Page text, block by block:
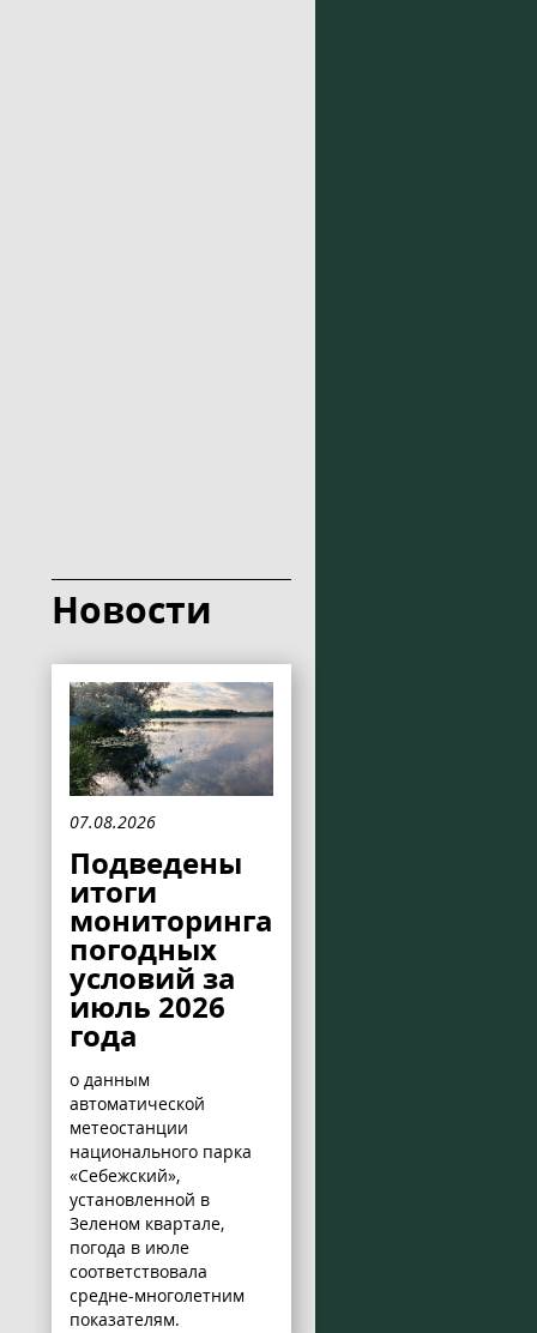
Новости
07.08.2026
Подведены
итоги
мониторинга
погодных
условий за
июль 2026
года
о данным
автоматической
метеостанции
национального парка
«Себежский»,
установленной в
Зеленом квартале,
погода в июле
соответствовала
средне-многолетним
показателям.